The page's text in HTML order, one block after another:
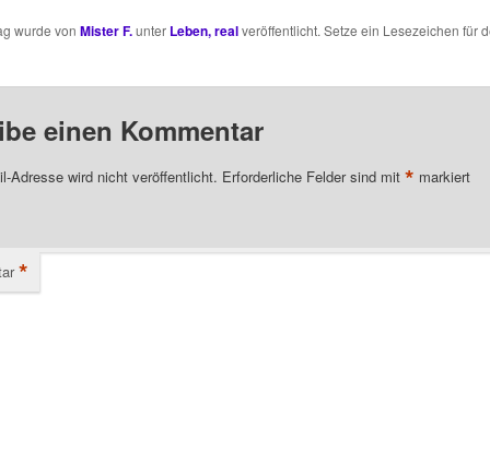
wurde von Mister F.unter Leben, realveröffentlicht. Setze ein Lesezeichen für
einen Kommentar
Adresse wird nicht veröffentlicht. Erforderliche Felder sind mit * markiert
*